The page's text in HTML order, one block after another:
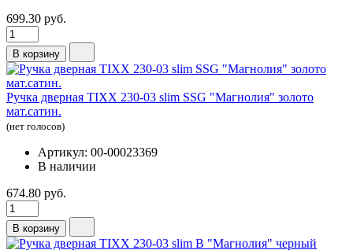
699.30 руб.
В корзину
Ручка дверная TIXX 230-03 slim SSG "Магнолия" золото
мат.сатин.
(нет голосов)
Артикул: 00-00023369
В наличии
674.80 руб.
В корзину